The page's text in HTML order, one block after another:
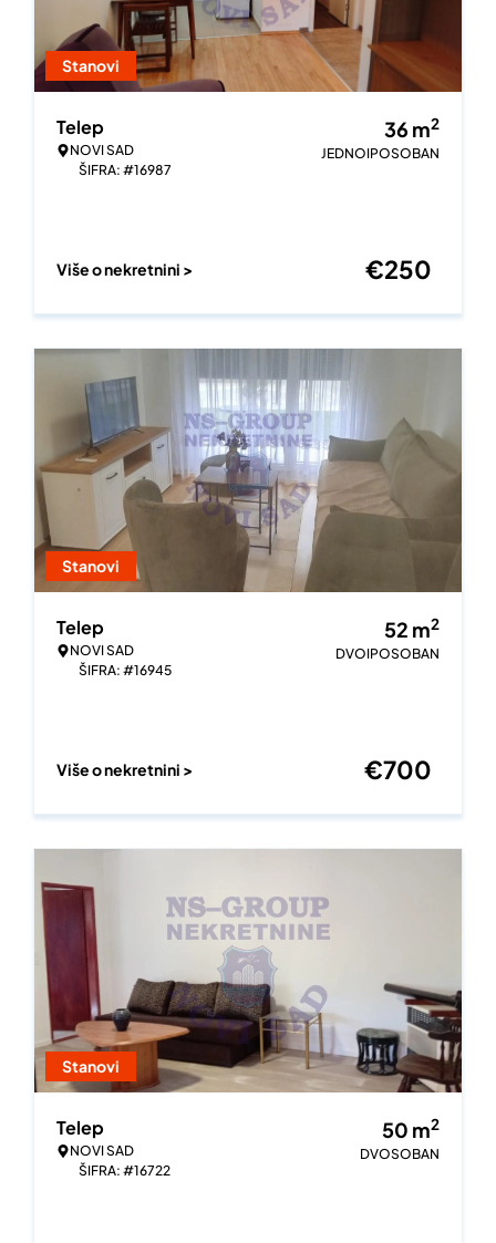
Stanovi
Telep
NOVI SAD
ŠIFRA: #16987
36 m2
JEDNOIPOSOBAN
Više o nekretnini > €250
Stanovi
Telep
NOVI SAD
ŠIFRA: #16945
52 m2
DVOIPOSOBAN
Više o nekretnini > €700
Stanovi
Telep
NOVI SAD
ŠIFRA: #16722
50 m2
DVOSOBAN